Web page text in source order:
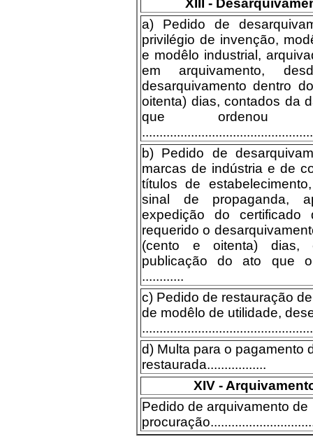
XIII -
a) Pedido de
privilégio de invenção,
e modêlo industrial,
em arquivamento,
desarquivamento dentro
oitenta) dias, contados da
que ordenou o
b) Pedido de
marcas de indústria e de
títulos de
sinal de propaganda,
expedição do
requerido o
(cento e oitenta) dias,
publicação do ato que
............
c) Pedido de restauração
de modêlo de utilidade,
d) Multa para o pagamento
restaurada.................
XIV -
Pedido de arquivamento de